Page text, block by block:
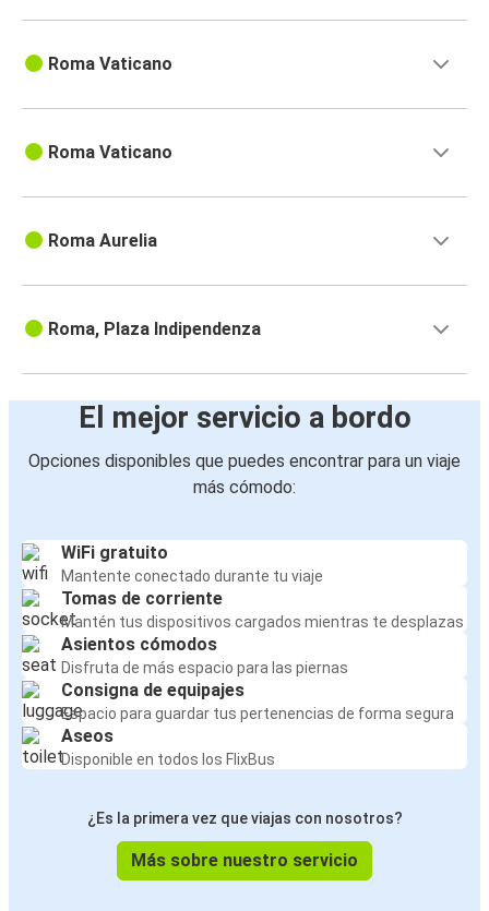
Roma Vaticano
Roma Vaticano
Roma Aurelia
Roma, Plaza Indipendenza
El mejor servicio a bordo
Opciones disponibles que puedes encontrar para un viaje
más cómodo:
WiFi gratuito
Mantente conectado durante tu viaje
Tomas de corriente
Mantén tus dispositivos cargados mientras te desplazas
Asientos cómodos
Disfruta de más espacio para las piernas
Consigna de equipajes
Espacio para guardar tus pertenencias de forma segura
Aseos
Disponible en todos los FlixBus
¿Es la primera vez que viajas con nosotros?
Más sobre nuestro servicio